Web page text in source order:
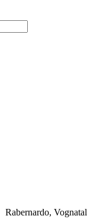
Rabernardo, Vognatal